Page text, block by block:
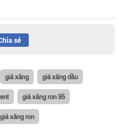
sẻ
giá xăng giá xăng dầu
giá xăng ron 95
giá xăng ron